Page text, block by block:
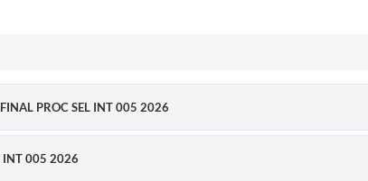
PROC SEL INT 005 2026
INT 005 2026